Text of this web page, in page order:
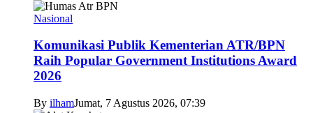
Nasional
Komunikasi Publik Kementerian ATR/BPN
Raih Popular Government Institutions Award
2026
By ilhamJumat, 7 Agustus 2026, 07:39